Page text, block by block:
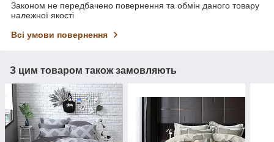
Законом не передбачено повернення та обмін даного товару
належної якості
Всі умови повернення
З цим товаром також замовляють